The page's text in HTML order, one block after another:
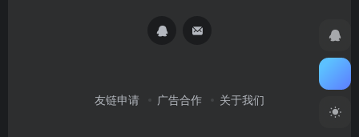
友链申请 广告合作 关于我们